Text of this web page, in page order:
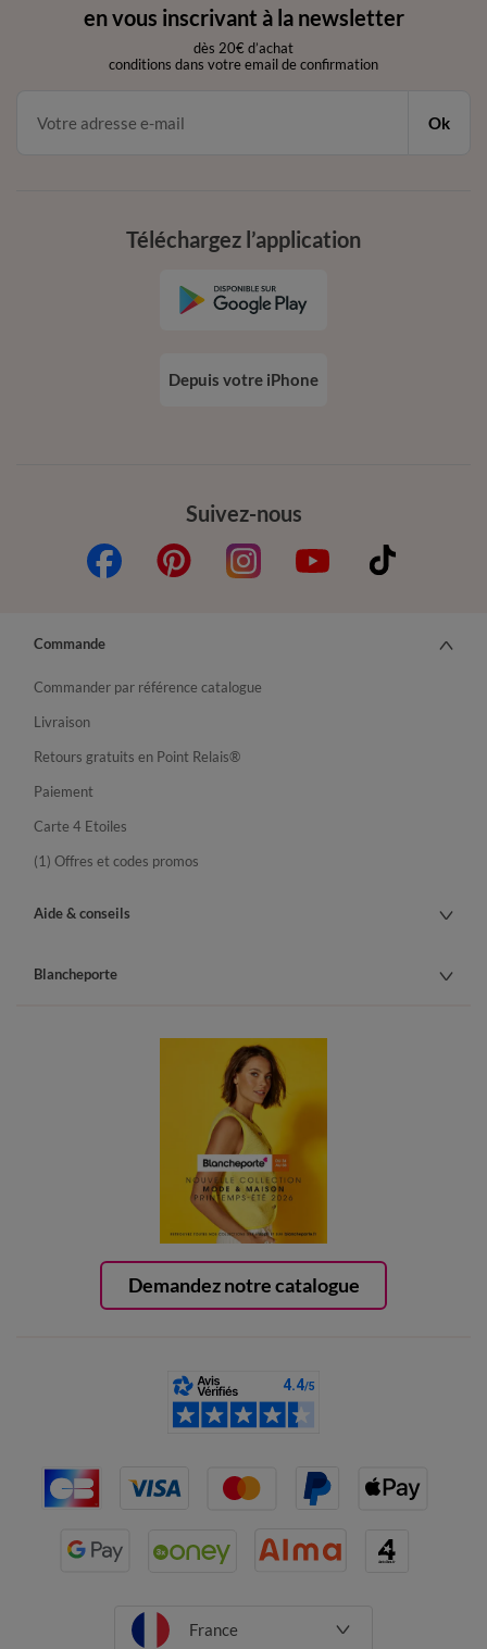
en vous inscrivant à la newsletter
dès 20€ d’achat
conditions dans votre email de confirmation
Ok
Suivez-nous
Téléchargez l’application
Depuis votre iPhone
Demandez notre catalogue
Commande
Commander par référence catalogue
Livraison
Retours gratuits en Point Relais®
Paiement
Carte 4 Etoiles
(1) Offres et codes promos
Aide & conseils
Blancheporte
France